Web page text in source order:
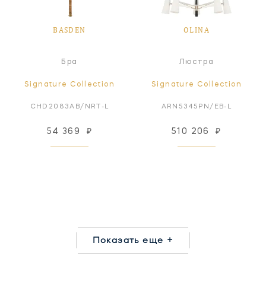
BASDEN
Бра
Signature Collection
CHD2083AB/NRT-L
54 369 ₽
OLINA
Люстра
Signature Collection
ARN5345PN/EB-L
510 206 ₽
Показать еще +